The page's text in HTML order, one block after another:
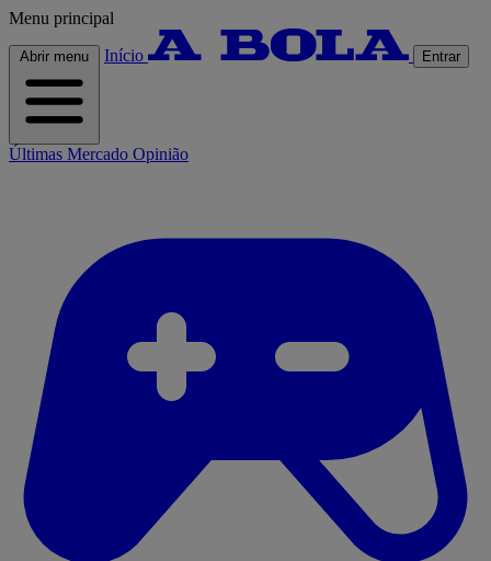
Menu principal
Abrir menu Início Entrar
Últimas Mercado Opinião